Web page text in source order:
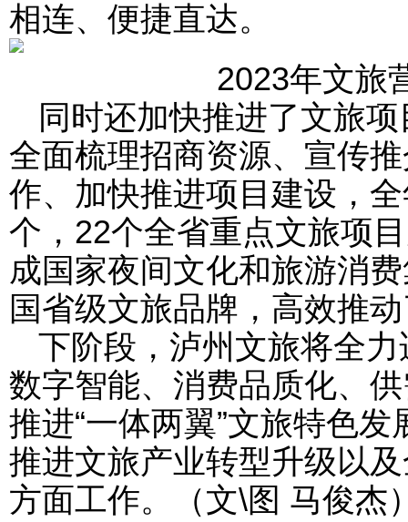
相连、便捷直达。
2023年文旅
同时还加快推进了文旅
全面梳理招商资源、宣传
作、加快推进项目建设，
个，22个全省重点文旅项
成国家夜间文化和旅游消
国省级文旅品牌，高效推
下阶段，泸州文旅将全
数字智能、消费品质化、
推进“一体两翼”文旅特色
推进文旅产业转型升级以
方面工作。（文\图 马俊杰